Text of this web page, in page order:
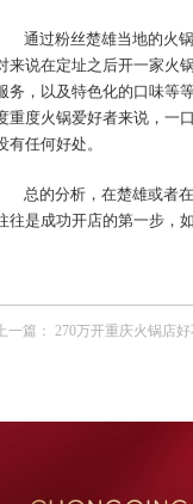
通过粉丝楚雄当地的火
来说在定址之后开一家火
务，以及特色化的口味等
重度火锅爱好者来说，一
有任何好处。
总的分析，在楚雄或者
往是成功开店的第一步，
上一篇： 270万开重庆火锅店